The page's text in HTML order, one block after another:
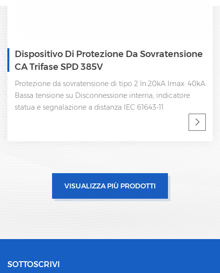
Dispositivo Di Protezione Da Sovratensione
CA Trifase SPD 385V
Protezione da sovratensione di tipo 2 In:20kA Imax: 40kA
Bassa tensione su Disconnessione interna, indicatore
statua e segnalazione a distanza IEC 61643-11
VISUALIZZA PIÙ PRODOTTI
SOTTOSCRIVI